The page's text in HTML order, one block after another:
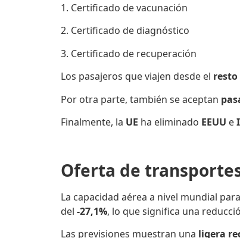
1. Certificado de vacunación
2. Certificado de diagnóstico
3. Certificado de recuperación
Los pasajeros que viajen desde el
Por otra parte, también se aceptan
Finalmente, la UE ha eliminado EEUU e
Oferta de
La capacidad aérea a nivel mundial
del -27,1%, lo que significa una
Las previsiones muestran una ligera